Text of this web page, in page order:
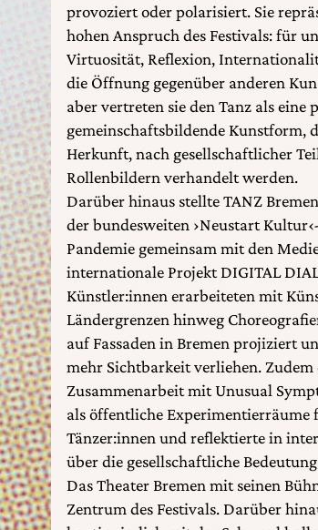
provoziert oder polarisiert. Sie
hohen Anspruch des Festivals: für
Virtuosität, Reflexion,
die Öffnung gegenüber anderen
aber vertreten sie den Tanz als eine
gemeinschaftsbildende Kunstform,
Herkunft, nach gesellschaftlicher
Rollenbildern verhandelt werden.
Darüber hinaus stellte TANZ
der bundesweiten ›Neustart
Pandemie gemeinsam mit den
internationale Projekt DIGITAL
Künstler:innen erarbeiteten mit
Ländergrenzen hinweg
auf Fassaden in Bremen projiziert
mehr Sichtbarkeit verliehen.
Zusammenarbeit mit Unusual
als öffentliche Experimentierräume
Tänzer:innen und reflektierte in
über die gesellschaftliche
Das Theater Bremen mit seinen
Zentrum des Festivals. Darüber